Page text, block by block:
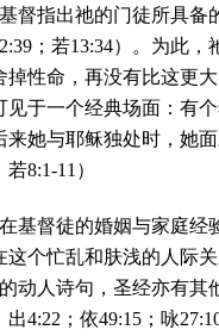
基督指出祂的门徒所具备
；若13:34）。为此，
掉性命，再没有比这更
见于一个经典场面：有
来她与耶稣独处时，她
若8:1-11 ）
在基督徒的婚姻与家庭经
这个忙乱和肤浅的人际
动人诗句，圣经亦有其
出4:22 ；依49:15；咏